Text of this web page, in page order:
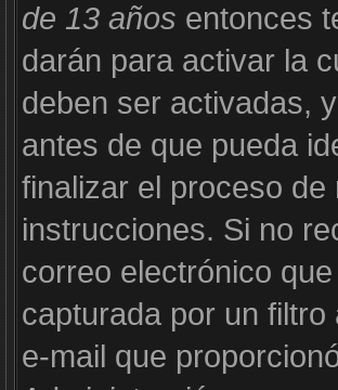
de 13 años entonces
darán para activar la
deben ser activadas,
antes de que pueda
finalizar el proceso
instrucciones. Si no
correo electrónico
capturada por un
e-mail que